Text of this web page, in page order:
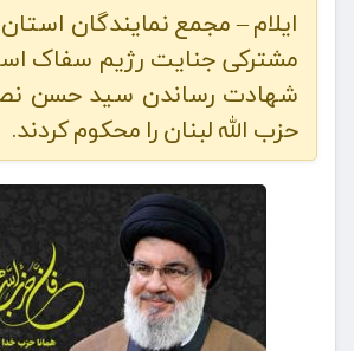
ایلام – مجمع نمایندگان استان
مشترکی جنایت رژیم سفاک
شهادت رساندن سید حسن
حزب الله لبنان را محکوم کردند.